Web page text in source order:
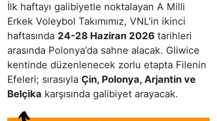
İlk haftayı galibiyetle noktalayan A Milli
Erkek Voleybol Takımımız, VNL’in ikinci
haftasında 24-28 Haziran 2026 tarihleri
arasında Polonya’da sahne alacak. Gliwice
kentinde düzenlenecek zorlu etapta Filenin
Efeleri; sırasıyla Çin, Polonya, Arjantin ve
Belçika karşısında galibiyet arayacak.